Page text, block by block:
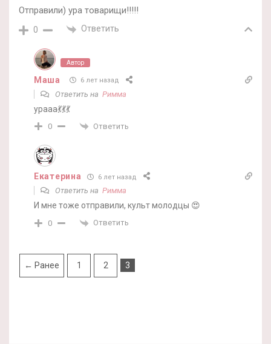
Отправили) ура товарищи!!!!!
0 Ответить
Автор
Маша 6 лет назад
Ответить на Римма
урааа💃💃💃
0 Ответить
Екатерина 6 лет назад
Ответить на Римма
И мне тоже отправили, культ молодцы 😍
0 Ответить
← Ранее 1 2 3